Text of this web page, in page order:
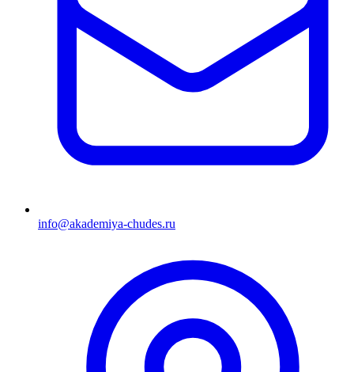
info@akademiya-chudes.ru